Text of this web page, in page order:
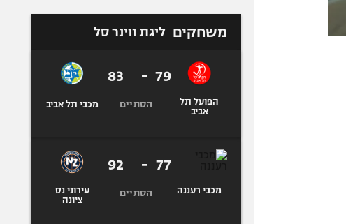
משחקים ליגת ווינר סל
הפועל תל
אביב
79
-
83
הסתיים מכבי תל אביב
מכבי רעננה
77
-
92
הסתיים
עירוני נס
ציונה